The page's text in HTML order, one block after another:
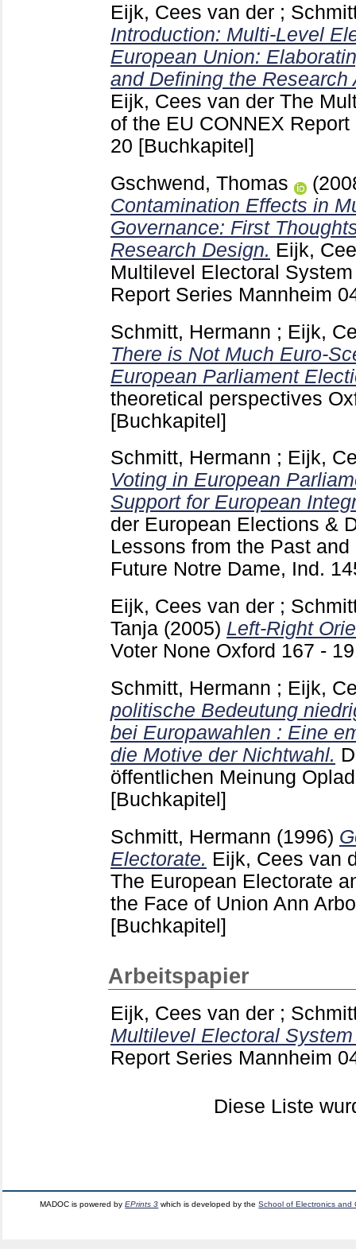
Eijk, Cees van der ;
Introduction: Multi-Level
European Union:
and Defining the Research
Eijk, Cees van der The
of the EU CONNEX
20 [Buchkapitel]
Gschwend, Thomas
Contamination Effects in
Governance: First
Research Design. Eijk,
Multilevel Electoral
Report Series Mannheim
Schmitt, Hermann ; Eijk,
There is Not Much Euro-
European Parliament
theoretical perspectives
[Buchkapitel]
Schmitt, Hermann ; Eijk,
Voting in European
Support for European
der European Elections &
Lessons from the Past
Future Notre Dame, Ind.
Eijk, Cees van der ;
Tanja (2005) Left-Right
Voter None Oxford 167 -
Schmitt, Hermann ; Eijk,
politische Bedeutung
bei Europawahlen : Eine
die Motive der Nichtwahl.
öffentlichen Meinung
[Buchkapitel]
Schmitt, Hermann (1996)
Electorate. Eijk, Cees van
The European Electorate
the Face of Union Ann
[Buchkapitel]
Arbeitspapier
Eijk, Cees van der ;
Multilevel Electoral
Report Series Mannheim
Diese Liste
MADOC is powered byEPrints 3 which is developed by theSchool of Electronics and